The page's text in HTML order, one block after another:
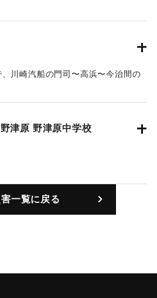
川崎汽船の門司〜高浜〜今治間の
一瞬にして暗闇の波にのみこまれ
存者は3人、収容した遺体は49人、
者の消息については門司や佐伯か
津原 野津原中学校
一覧に戻る